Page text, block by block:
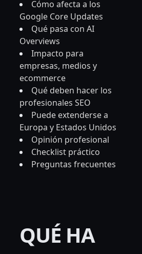
Cómo afecta a los
Google Core Updates
Qué pasa con AI
Overviews
Impacto para
empresas, medios y
ecommerce
Qué deben hacer los
profesionales SEO
Puede extenderse a
Europa y Estados Unidos
Opinión profesional
Checklist práctico
Preguntas frecuentes
QUÉ HA